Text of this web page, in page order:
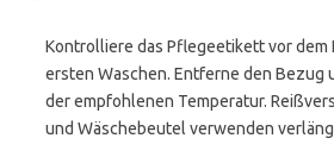
Kontrolliere das Pflegeetikett vor dem
ersten Waschen. Entferne den Bezug
der empfohlenen Temperatur.
und Wäschebeutel verwenden